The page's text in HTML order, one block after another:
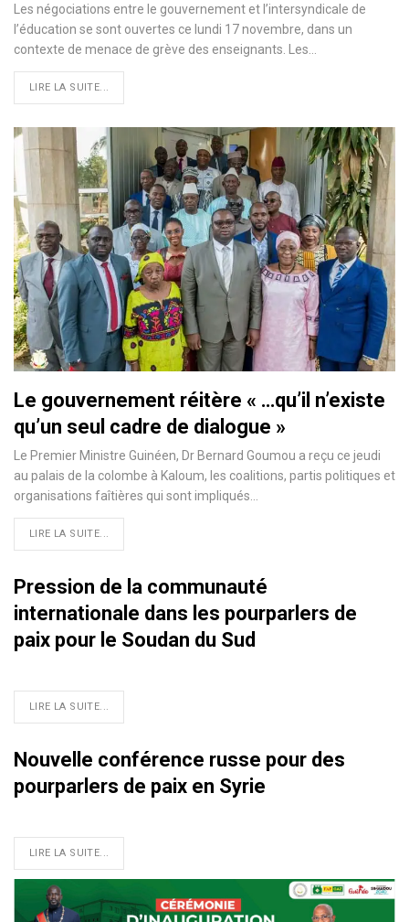
Les négociations entre le gouvernement et l’intersyndicale de
l’éducation se sont ouvertes ce lundi 17 novembre, dans un
contexte de menace de grève des enseignants. Les…
LIRE LA SUITE...
Le gouvernement réitère « …qu’il n’existe
qu’un seul cadre de dialogue »
Le Premier Ministre Guinéen, Dr Bernard Goumou a reçu ce jeudi
au palais de la colombe à Kaloum, les coalitions, partis politiques et
organisations faîtières qui sont impliqués…
LIRE LA SUITE...
Pression de la communauté
internationale dans les pourparlers de
paix pour le Soudan du Sud
LIRE LA SUITE...
Nouvelle conférence russe pour des
pourparlers de paix en Syrie
LIRE LA SUITE...